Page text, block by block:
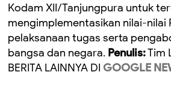
Kodam XII/Tanjungpura untuk
mengimplementasikan nilai-nilai
pelaksanaan tugas serta
bangsa dan negara. Penulis:Tim
BERITA LAINNYA DI GOOGLE